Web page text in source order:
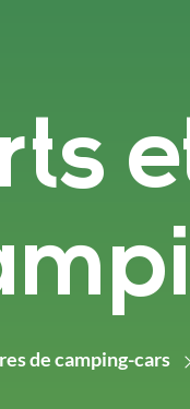
de camping-cars